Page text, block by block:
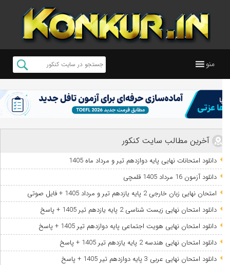
منو
آخرین مطالب سایت کنکور
دانلود امتحانات نهایی پایه دوازدهم تیر و مرداد ماه 1405
دانلود آزمون 16 مرداد 1405 قلمچی
امتحان نهایی زبان خارجی 2 پایه یازدهم تیر و مرداد 1405 + فایل صوتی
دانلود امتحان نهایی زیست شناسی 2 پایه یازدهم تیر 1405 + پاسخ
دانلود امتحان نهایی هویت اجتماعی پایه دوازدهم تیر 1405 + پاسخ
دانلود امتحان نهایی هندسه 2 پایه یازدهم تیر 1405 + پاسخ
دانلود امتحان نهایی عربی 3 پایه دوازدهم تیر 1405 + پاسخ